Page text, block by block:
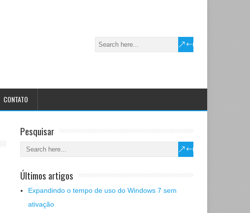
CONTATO
Pesquisar
Últimos artigos
Expandindo o tempo de uso do Windows 7 sem
ativação